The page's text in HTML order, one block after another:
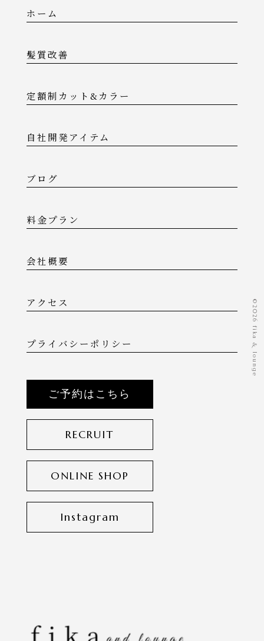
ホーム
髪質改善
定額制カット&カラー
自社開発アイテム
ブログ
料金プラン
会社概要
アクセス
プライバシーポリシー
ご予約はこちら
RECRUIT
ONLINE SHOP
Instagram
©️2026 fika & lounge